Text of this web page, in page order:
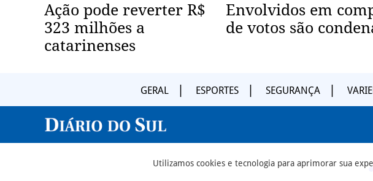
Ação pode reverter R$
323 milhões a
catarinenses
Envolvidos em
de votos são
GERAL ESPORTES SEGURANÇA
Utilizamos cookies e tecnologia para aprimorar sua